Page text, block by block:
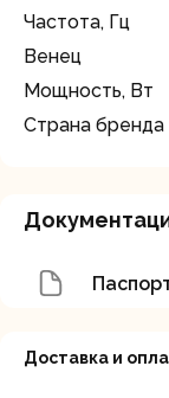
Частота, Гц
Венец
Мощность, Вт
Страна бренда
Доставка и